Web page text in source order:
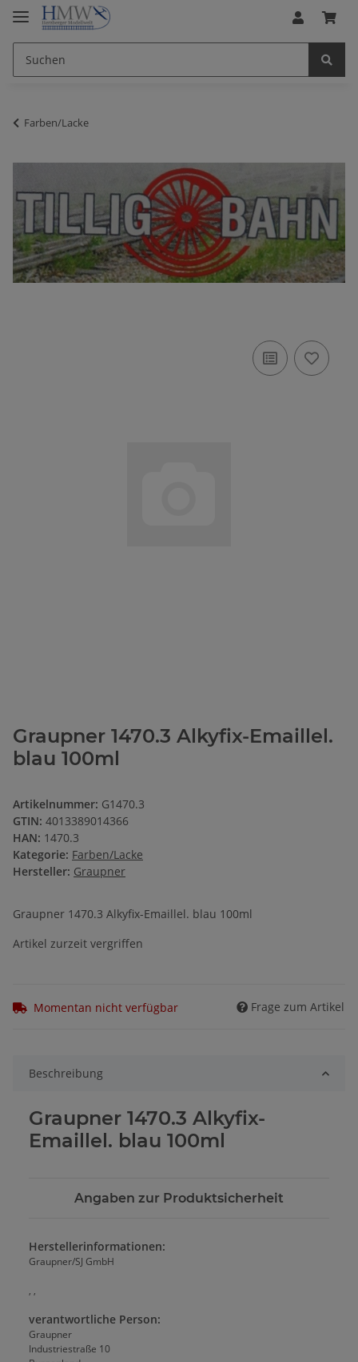
Farben/Lacke
Graupner 1470.3 Alkyfix-Emaillel.
blau 100ml
Artikelnummer: G1470.3
GTIN: 4013389014366
HAN: 1470.3
Kategorie: Farben/Lacke
Hersteller: Graupner
Graupner 1470.3 Alkyfix-Emaillel. blau 100ml
Artikel zurzeit vergriffen
Momentan nicht verfügbar Frage zum Artikel
Beschreibung
Graupner 1470.3 Alkyfix-
Emaillel. blau 100ml
Angaben zur Produktsicherheit
Herstellerinformationen:
Graupner/SJ GmbH
, ,
verantwortliche Person:
Graupner
Industriestraße 10